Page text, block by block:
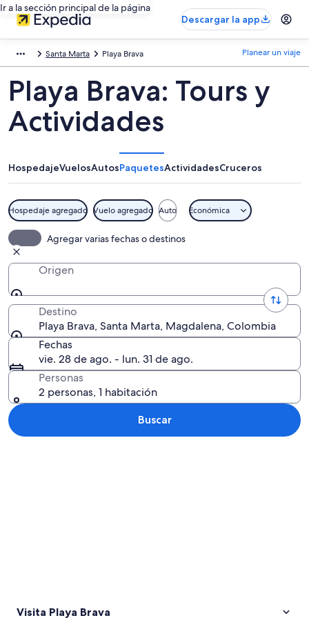
Ir a la sección principal de la página
Descargar la app
Santa Marta Playa Brava Planear un viaje
Playa Brava: Tours y
Actividades
HospedajeVuelosAutosPaquetesActividadesCruceros
Hospedaje agregado Vuelo agregado Auto Económica
Agregar varias fechas o destinos
Origen
Destino
Playa Brava, Santa Marta, Magdalena, Colombia
Fechas
vie. 28 de ago. - lun. 31 de ago.
Personas
2 personas, 1 habitación
Buscar
Visita Playa Brava